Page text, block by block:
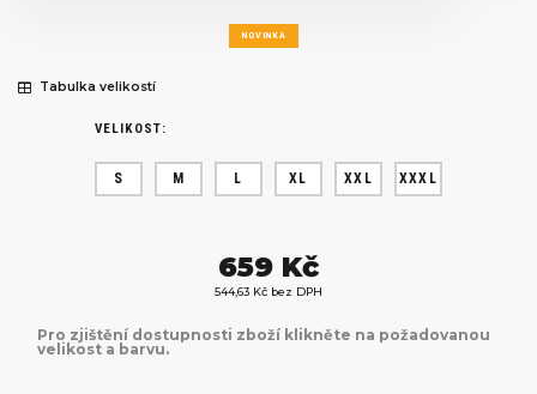
NOVINKA
Tabulka velikostí
VELIKOST:
S M L XL XXL XXXL
659 Kč
544,63 Kč bez DPH
Pro zjištění dostupnosti zboží klikněte na požadovanou
velikost a barvu.